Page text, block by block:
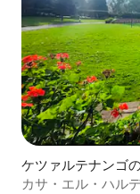
ケツァルテナンゴ
カサ・エル・ハル